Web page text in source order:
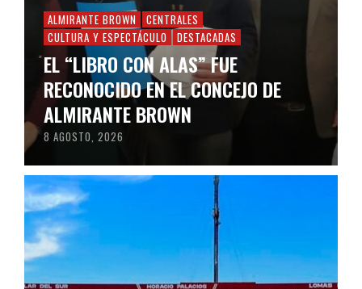
ALMIRANTE BROWN
CENTRALES
CULTURA Y ESPECTÁCULO
DESTACADAS
EL “LIBRO CON ALAS” FUE
RECONOCIDO EN EL CONCEJO DE
ALMIRANTE BROWN
8 AGOSTO, 2026